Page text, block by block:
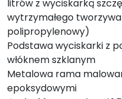
litrów z wyciskarką
wytrzymałego
polipropylenowy)
Podstawa wyciskarki z
włóknem szklanym
Metalowa rama
epoksydowymi